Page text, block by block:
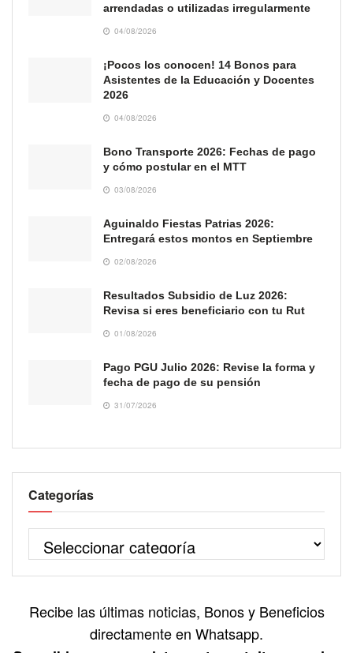
arrendadas o utilizadas irregularmente
04/08/2026
¡Pocos los conocen! 14 Bonos para
Asistentes de la Educación y Docentes
2026
04/08/2026
Bono Transporte 2026: Fechas de pago
y cómo postular en el MTT
03/08/2026
Aguinaldo Fiestas Patrias 2026:
Entregará estos montos en Septiembre
02/08/2026
Resultados Subsidio de Luz 2026:
Revisa si eres beneficiario con tu Rut
01/08/2026
Pago PGU Julio 2026: Revise la forma y
fecha de pago de su pensión
31/07/2026
Categorías
Recibe las últimas noticias, Bonos y Beneficios
directamente en Whatsapp.